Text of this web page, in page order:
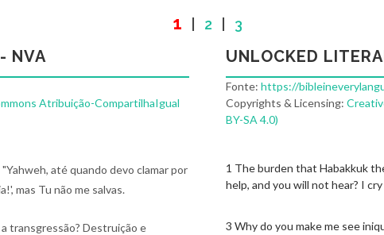
1 2 3
NVA
Atribuição-CompartilhaIgual
UNLOCKED
Fonte:https://
Copyrights & Licensing:
BY-SA 4.0)
até quando devo clamar por
mas Tu não me salvas.
1 The burden that Habakkuk
help, and you will not hear? I
transgressão? Destruição e
3 Why do you make me see